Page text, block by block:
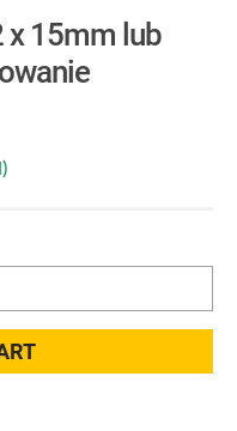
x 15mm lub